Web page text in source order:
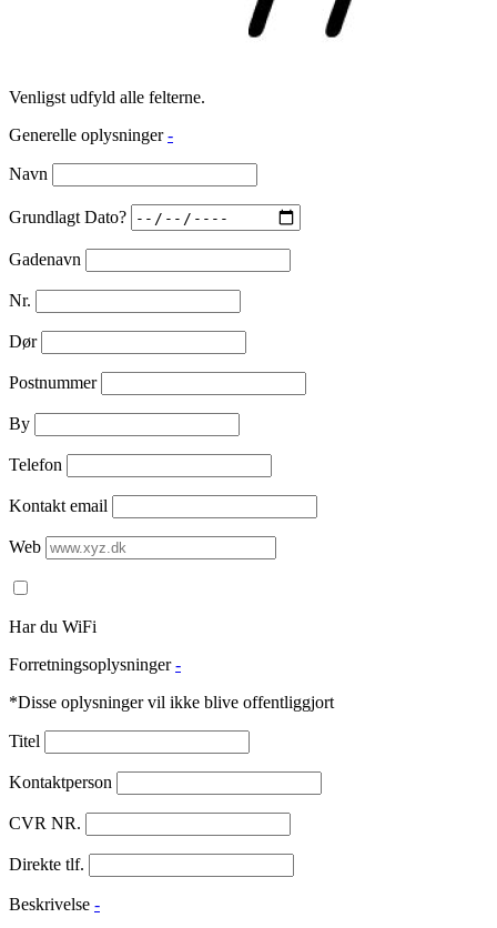
Venligst udfyld alle felterne.
Generelle oplysninger -
Navn
Grundlagt Dato?
Gadenavn
Nr.
Dør
Postnummer
By
Telefon
Kontakt email
Web
Har du WiFi
Forretningsoplysninger -
*Disse oplysninger vil ikke blive offentliggjort
Titel
Kontaktperson
CVR NR.
Direkte tlf.
Beskrivelse -